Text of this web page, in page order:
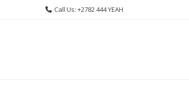
Call Us: +2782 444 YEAH